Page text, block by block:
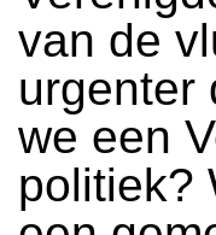
van de
urgenter
we een
politiek?